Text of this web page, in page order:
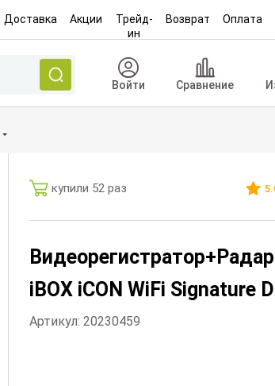
Доставка Акции
Трейд-
ин
Возврат Оплата
Войти Сравнение
купили 52 раз
iBOX iCON WiFi Signature
Артикул: 20230459